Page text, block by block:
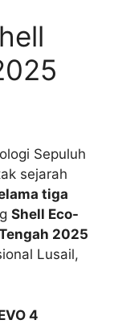
Sepuluh
sejarah
tiga
Shell Eco-
2025
Lusail,
4